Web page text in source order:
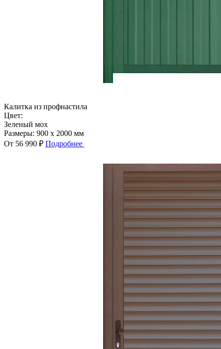
Калитка из профнастила
Цвет:
Зеленый мох
Размеры: 900 x 2000 мм
От 56 990 ₽ Подробнее